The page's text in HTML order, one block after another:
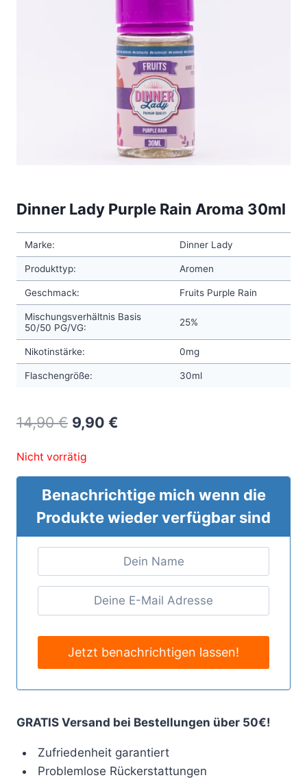
Dinner Lady Purple Rain Aroma 30ml
Marke: Dinner Lady
Produkttyp: Aromen
Geschmack: Fruits Purple Rain
Mischungsverhältnis Basis
50/50 PG/VG:
25%
Nikotinstärke: 0mg
Flaschengröße: 30ml
14,90€ Original
was:
14,90 €.
9,90 €
9,90 €.
Nicht vorrätig
Benachrichtige mich wenn die
Produkte wieder verfügbar sind
GRATIS Versand bei Bestellungen über 50€!
Zufriedenheit garantiert
Problemlose Rückerstattungen